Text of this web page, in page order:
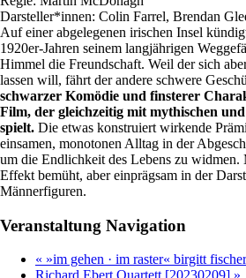
Darsteller*innen: Colin Farrel, Brendan
Auf einer abgelegenen irischen Insel
1920er-Jahren seinem langjährigen
Himmel die Freundschaft. Weil der sich
lassen will, fährt der andere schwere
schwarzer Komödie und finsterer
Film, der gleichzeitig mit mythischen
spielt. Die etwas konstruiert wirkende
einsamen, monotonen Alltag in der
um die Endlichkeit des Lebens zu widmen.
Effekt bemüht, aber einprägsam in der
Männerfiguren.
Veranstaltung Navigation
« »im gehen · im raster« birgitt